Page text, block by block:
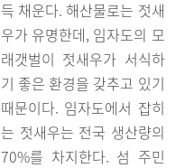
득 채운다. 해산물로는 젓새
우가 유명한데, 임자도의 모
래갯벌이 젓새우가 서식하
기 좋은 환경을 갖추고 있기
때문이다. 임자도에서 잡히
는 젓새우는 전국 생산량의
70%를 차지한다. 섬 주민